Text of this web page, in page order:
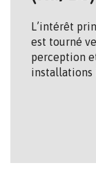
L’intérêt
est tourné
perception
installations